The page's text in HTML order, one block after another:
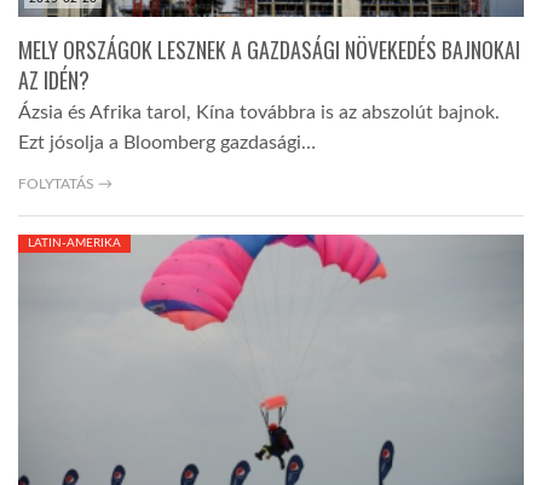
MELY ORSZÁGOK LESZNEK A GAZDASÁGI NÖVEKEDÉS BAJNOKAI
AZ IDÉN?
Ázsia és Afrika tarol, Kína továbbra is az abszolút bajnok.
Ezt jósolja a Bloomberg gazdasági…
FOLYTATÁS →
LATIN-AMERIKA